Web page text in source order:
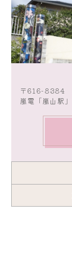
〒616-8384
嵐電「嵐山駅